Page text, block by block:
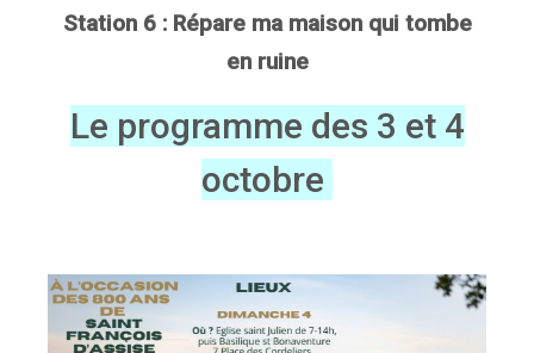
Station 6 : Répare ma maison qui tombe
en ruine
Le programme des 3 et 4
octobre